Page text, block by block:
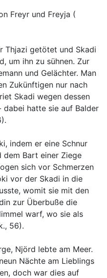
Freyr und Freyja (
Thjazi getötet und Skadi
um ihn zu sühnen. Zur
und Gelächter. Man
Zukünftigen nur nach
Skadi wegen dessen
dabei hatte sie auf Balder
indem er eine Schnur
dem Bart einer Ziege
sich vor Schmerzen
vor der Skadi in die
womit sie mit den
zur Überbuße die
warf, wo sie als
56).
Njörd lebte am Meer.
Nächte am Lieblings
doch war dies auf